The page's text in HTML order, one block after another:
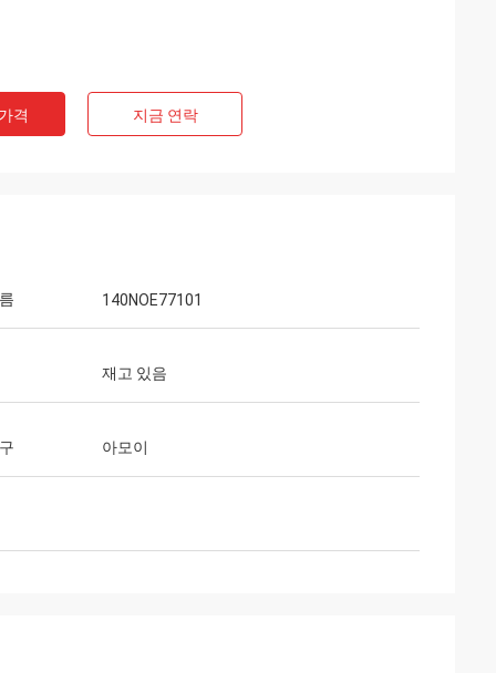
격 지금 연락
140NOE77101
재고 있음
아모이